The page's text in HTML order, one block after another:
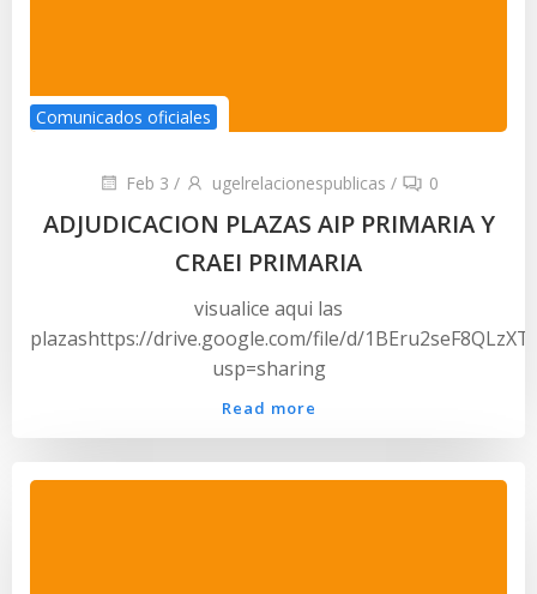
Comunicados oficiales
Feb 3 / ugelrelacionespublicas / 0
ADJUDICACION PLAZAS AIP PRIMARIA Y
CRAEI PRIMARIA
visualice aqui las
plazashttps://drive.google.com/file/d/
usp=sharing
Read more